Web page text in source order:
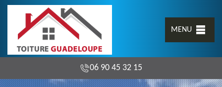
MENU
06 90 45 32 15